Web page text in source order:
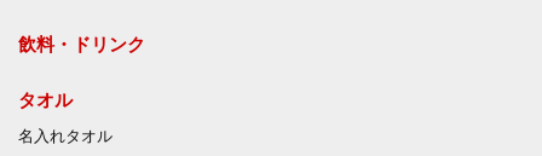
飲料・ドリンク
タオル
名入れタオル